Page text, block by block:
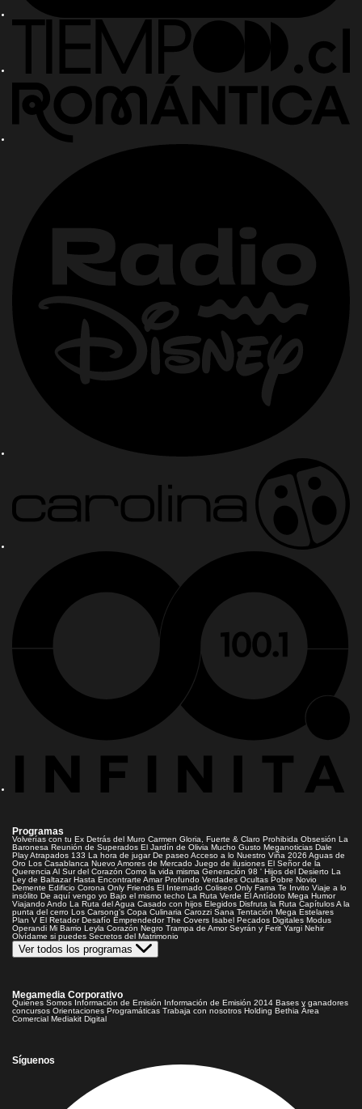
Programas
Volverías con tu Ex Detrás del Muro Carmen Gloria, Fuerte & Claro Prohibida Obsesión La
Baronesa Reunión de Superados El Jardín de Olivia Mucho Gusto Meganoticias Dale
PlayAtrapados 133 La hora de jugar De paseoAcceso a lo Nuestro Viña 2026 Aguas de
Oro Los Casablanca Nuevo Amores de Mercado Juego de ilusiones El Señor de la
Querencia Al Sur del Corazón Como la vida misma Generación 98 ' Hijos del Desierto La
Ley de Baltazar Hasta Encontrarte Amar Profundo Verdades Ocultas Pobre Novio
Demente Edificio Corona Only Friends El Internado Coliseo Only Fama Te Invito Viaje a lo
insólito De aquí vengo yo Bajo el mismo techo La Ruta Verde El Antídoto Mega Humor
Viajando Ando La Ruta del Agua Casado con hijos Elegidos Disfruta la Ruta CapítulosA la
punta del cerro Los Carsong's Copa Culinaria Carozzi Sana Tentación Mega Estelares
Plan V El Retador Desafío Emprendedor The Covers Isabel Pecados Digitales Modus
Operandi Mi Barrio Leyla Corazón Negro Trampa de Amor Seyrán y Ferit Yargi Nehir
Olvídame si puedes Secretos del Matrimonio
Ver todos los programas
Megamedia Corporativo
Quienes Somos Información de Emisión Información de Emisión 2014 Bases y ganadores
concursos Orientaciones Programáticas Trabaja con nosotros Holding Bethia Área
Comercial Mediakit Digital
Síguenos